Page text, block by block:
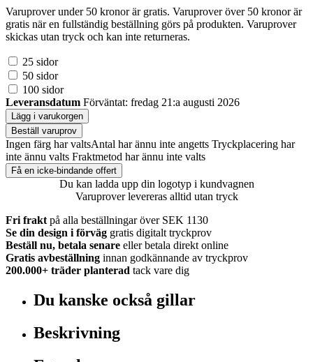
Varuprover under 50 kronor är gratis. Varuprover över 50 kronor är
gratis när en fullständig beställning görs på produkten. Varuprover
skickas utan tryck och kan inte returneras.
25 sidor
50 sidor
100 sidor
Leveransdatum Förväntat: fredag 21:a augusti 2026
Lägg i varukorgen
Beställ varuprov
Ingen färg har valtsAntal har ännu inte angetts Tryckplacering har
inte ännu valts Fraktmetod har ännu inte valts
Få en icke-bindande offert
Du kan ladda upp din logotyp i kundvagnen
Varuprover levereras alltid utan tryck
Fri frakt på alla beställningar över SEK 1130
Se din design i förväg gratis digitalt tryckprov
Beställ nu, betala senare eller betala direkt online
Gratis avbeställning innan godkännande av tryckprov
200.000+ träder planterad tack vare dig
Du kanske också gillar
Beskrivning